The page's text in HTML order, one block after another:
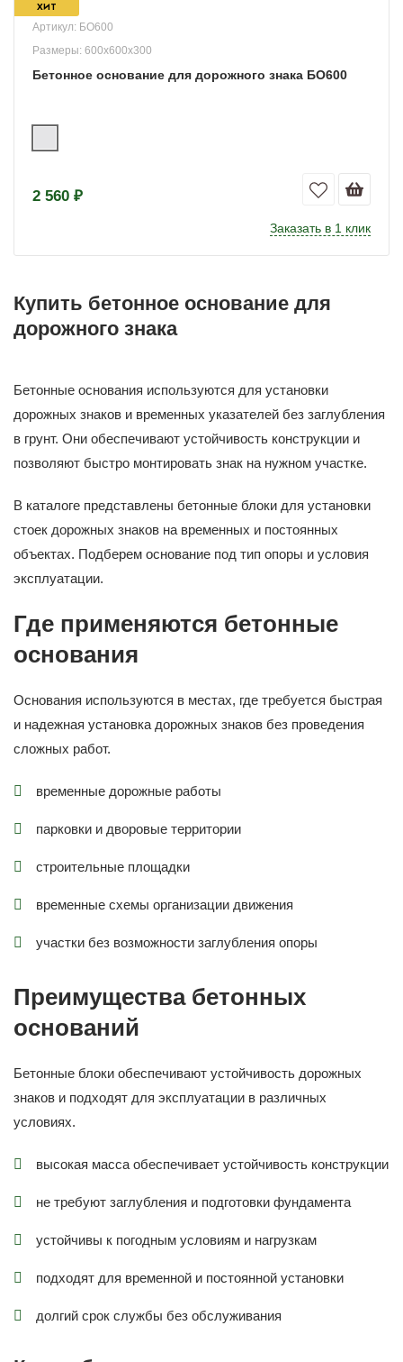
ХИТ
Артикул: БО600
Размеры: 600x600x300
Бетонное основание для дорожного знака БО600
2 560 ₽
Заказать в 1 клик
Купить бетонное основание для
дорожного знака
Бетонные основания используются для установки
дорожных знаков и временных указателей без заглубления
в грунт. Они обеспечивают устойчивость конструкции и
позволяют быстро монтировать знак на нужном участке.
В каталоге представлены бетонные блоки для установки
стоек дорожных знаков на временных и постоянных
объектах. Подберем основание под тип опоры и условия
эксплуатации.
Где применяются бетонные
основания
Основания используются в местах, где требуется быстрая
и надежная установка дорожных знаков без проведения
сложных работ.
временные дорожные работы
парковки и дворовые территории
строительные площадки
временные схемы организации движения
участки без возможности заглубления опоры
Преимущества бетонных
оснований
Бетонные блоки обеспечивают устойчивость дорожных
знаков и подходят для эксплуатации в различных
условиях.
высокая масса обеспечивает устойчивость конструкции
не требуют заглубления и подготовки фундамента
устойчивы к погодным условиям и нагрузкам
подходят для временной и постоянной установки
долгий срок службы без обслуживания